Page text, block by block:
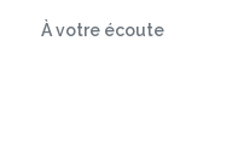
À votre écoute